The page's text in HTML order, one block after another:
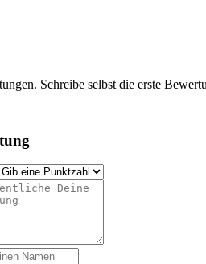
Schreibe selbst die erste